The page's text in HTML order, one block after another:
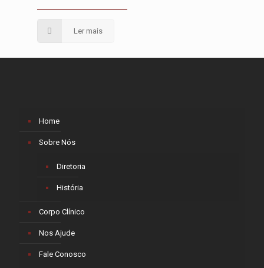
Ler mais
Home
Sobre Nós
Diretoria
História
Corpo Clínico
Nos Ajude
Fale Conosco